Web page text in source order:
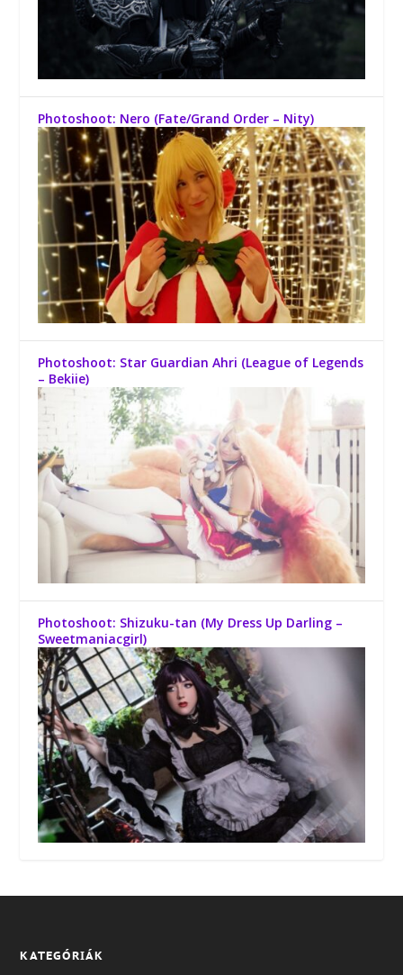
Photoshoot: Nero (Fate/Grand Order – Nity)
Photoshoot: Star Guardian Ahri (League of Legends
– Bekiie)
Photoshoot: Shizuku-tan (My Dress Up Darling –
Sweetmaniacgirl)
KATEGÓRIÁK